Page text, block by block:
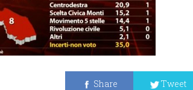
Share Tweet